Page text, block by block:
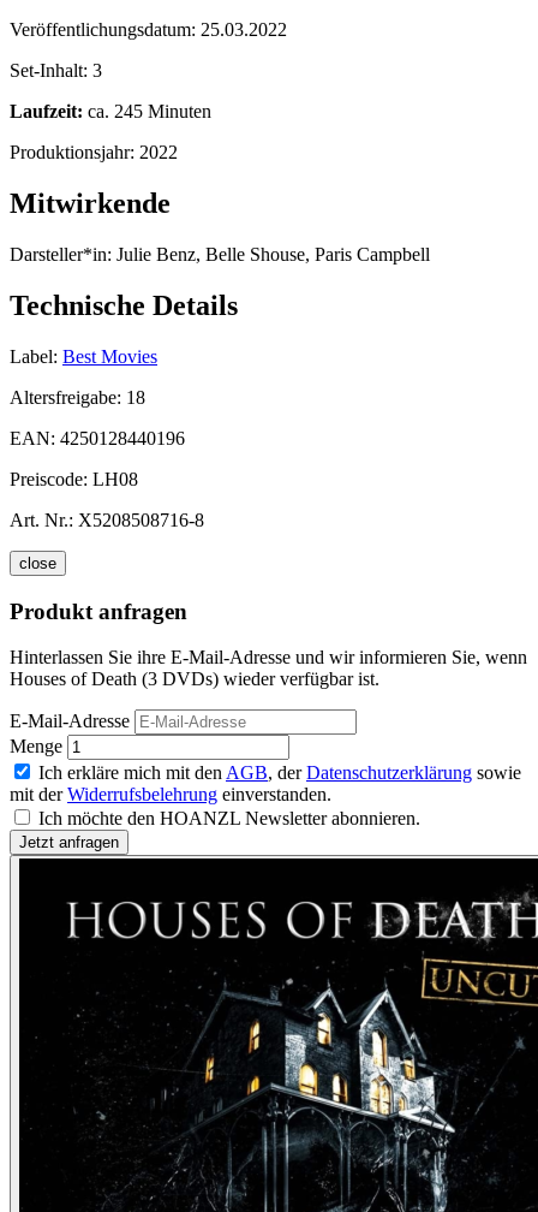
Veröffentlichungsdatum: 25.03.2022
Set-Inhalt: 3
Laufzeit: ca. 245 Minuten
Produktionsjahr: 2022
Mitwirkende
Darsteller*in: Julie Benz, Belle Shouse, Paris Campbell
Technische Details
Label: Best Movies
Altersfreigabe: 18
EAN: 4250128440196
Preiscode: LH08
Art. Nr.: X5208508716-8
close
Produkt anfragen
Hinterlassen Sie ihre E-Mail-Adresse und wir informieren Sie, wenn
Houses of Death (3 DVDs) wieder verfügbar ist.
E-Mail-Adresse
Menge
Ich erkläre mich mit den AGB, derDatenschutzerklärung sowie
mit derWiderrufsbelehrung einverstanden.
Ich möchte den HOANZL Newsletter abonnieren.